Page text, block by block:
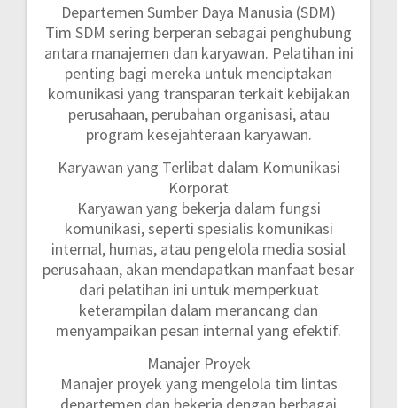
Departemen Sumber Daya Manusia (SDM)
Tim SDM sering berperan sebagai penghubung
antara manajemen dan karyawan. Pelatihan ini
penting bagi mereka untuk menciptakan
komunikasi yang transparan terkait kebijakan
perusahaan, perubahan organisasi, atau
program kesejahteraan karyawan.
Karyawan yang Terlibat dalam Komunikasi
Korporat
Karyawan yang bekerja dalam fungsi
komunikasi, seperti spesialis komunikasi
internal, humas, atau pengelola media sosial
perusahaan, akan mendapatkan manfaat besar
dari pelatihan ini untuk memperkuat
keterampilan dalam merancang dan
menyampaikan pesan internal yang efektif.
Manajer Proyek
Manajer proyek yang mengelola tim lintas
departemen dan bekerja dengan berbagai